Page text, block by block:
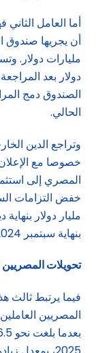
أما العامل
دولار بعد
الصندوق دمج
الحالي.
وتراجع الدين
خصوصا مع
المصري إلى
بنهاية سبتمبر 2024.
تحويلات
فيما يرتبط ثالث
المصريين